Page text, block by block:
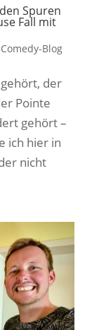
Spuren
Fall mit
Comedy-Blog
der
Pointe
gehört –
ich hier in
nicht